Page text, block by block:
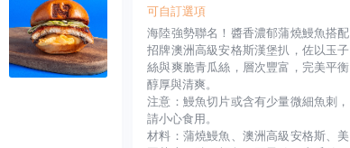
可自訂選項
海陸強勢聯名！醬香濃郁蒲燒鰻魚搭配
招牌澳洲高級安格斯漢堡扒，佐以玉子
絲與爽脆青瓜絲，層次豐富，完美平衡
醇厚與清爽。
注意：鰻魚切片或含有少量微細魚刺，
請小心食用。
材料：蒲燒鰻魚、澳洲高級安格斯、美